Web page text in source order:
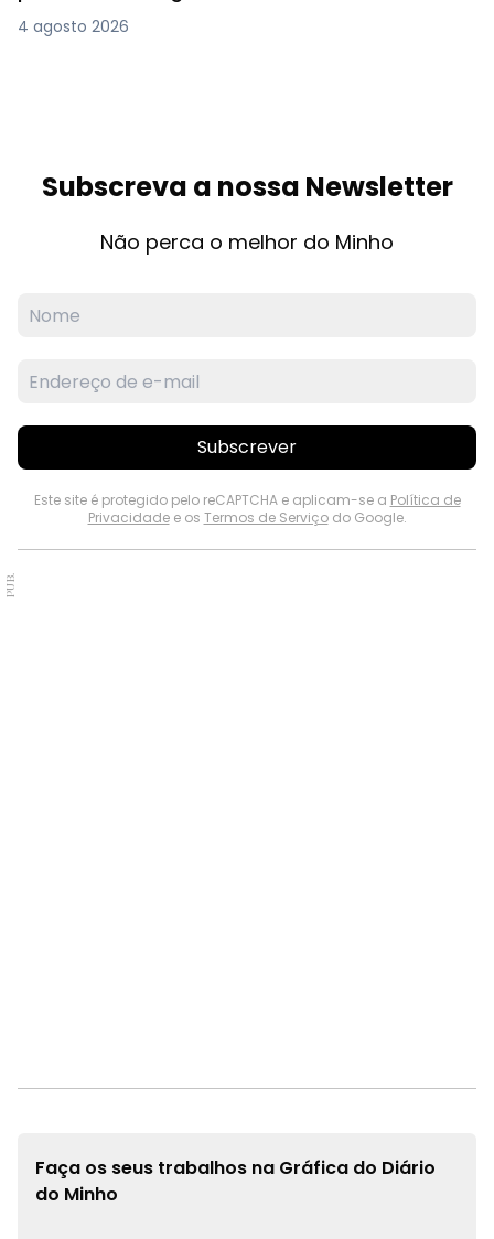
4 agosto 2026
Subscreva a nossa Newsletter
Não perca o melhor do Minho
Subscrever
Este site é protegido pelo reCAPTCHA e aplicam-se a Política de
Privacidadee os Termos de Serviçodo Google.
PUB.
Faça os seus trabalhos na Gráfica do Diário
do Minho